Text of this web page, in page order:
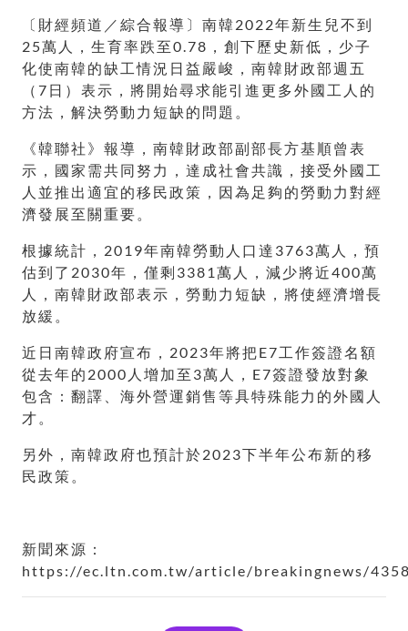
〔財經頻道／綜合報導〕南韓2022年新生兒不到
25萬人，生育率跌至0.78，創下歷史新低，少子
化使南韓的缺工情況日益嚴峻，南韓財政部週五
（7日）表示，將開始尋求能引進更多外國工人的
方法，解決勞動力短缺的問題。
《韓聯社》報導，南韓財政部副部長方基順曾表
示，國家需共同努力，達成社會共識，接受外國工
人並推出適宜的移民政策，因為足夠的勞動力對經
濟發展至關重要。
根據統計，2019年南韓勞動人口達3763萬人，預
估到了2030年，僅剩3381萬人，減少將近400萬
人，南韓財政部表示，勞動力短缺，將使經濟增長
放緩。
近日南韓政府宣布，2023年將把E7工作簽證名額
從去年的2000人增加至3萬人，E7簽證發放對象
包含：翻譯、海外營運銷售等具特殊能力的外國人
才。
另外，南韓政府也預計於2023下半年公布新的移
民政策。
新聞來源：
https://ec.ltn.com.tw/article/breakingnews/